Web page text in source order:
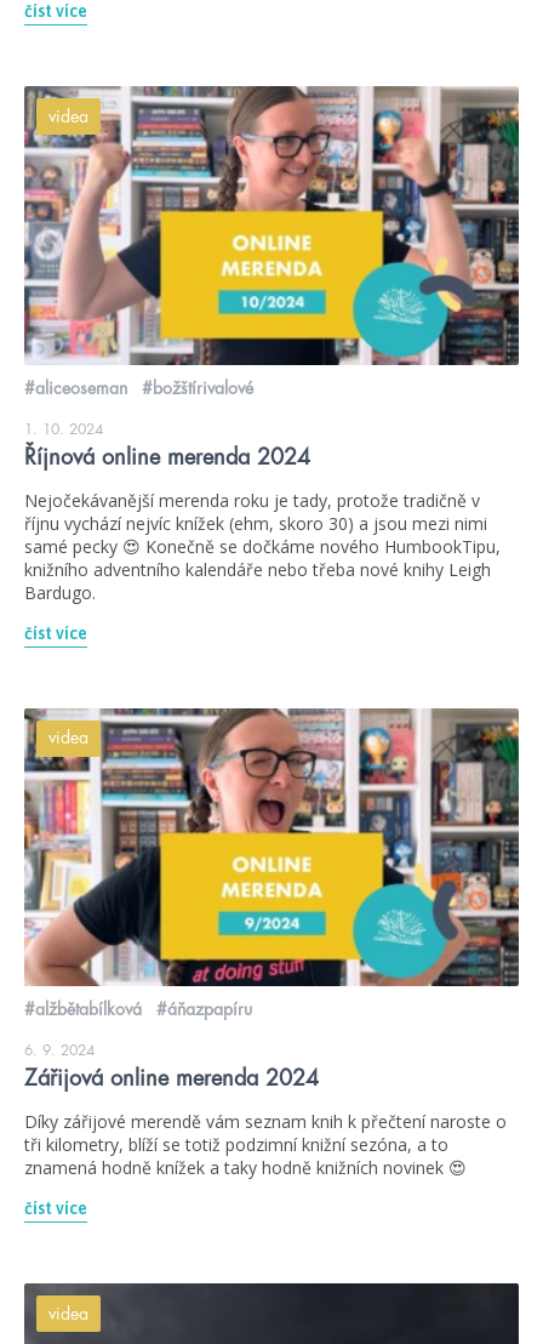
číst více
videa
#aliceoseman #božštírivalové
1. 10. 2024
Říjnová online merenda 2024
Nejočekávanější merenda roku je tady, protože tradičně v
říjnu vychází nejvíc knížek (ehm, skoro 30) a jsou mezi nimi
samé pecky 😍 Konečně se dočkáme nového HumbookTipu,
knižního adventního kalendáře nebo třeba nové knihy Leigh
Bardugo.
číst více
videa
#alžbětabílková #áňazpapíru
6. 9. 2024
Zářijová online merenda 2024
Díky zářijové merendě vám seznam knih k přečtení naroste o
tři kilometry, blíží se totiž podzimní knižní sezóna, a to
znamená hodně knížek a taky hodně knižních novinek 😍
číst více
videa